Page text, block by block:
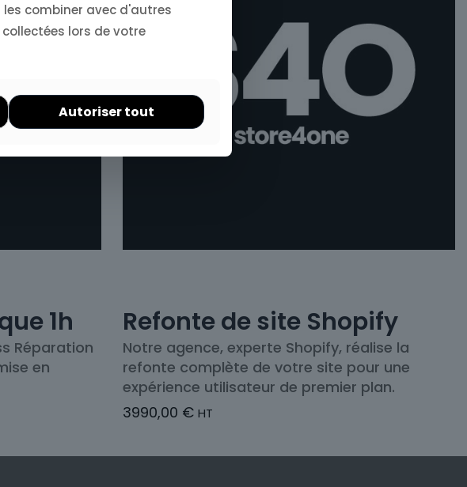
1h
Réparation
en
Refonte de site Shopify
Notre agence, experte Shopify, réalise la
refonte complète de votre site pour une
expérience utilisateur de premier plan.
3990,00 € HT
combiner avec d'autres
lors de votre
Autoriser tout